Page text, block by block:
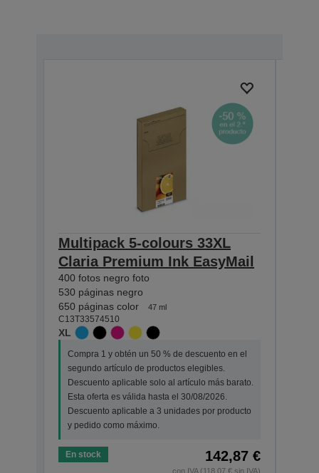
Multipack 5-colours 33XL
Claria Premium Ink EasyMail
400 fotos negro foto
530 páginas negro
650 páginas color
47 ml
C13T33574510
XL
Compra 1 y obtén un 50 % de descuento en el
segundo artículo de productos elegibles.
Descuento aplicable solo al artículo más barato.
Esta oferta es válida hasta el 30/08/2026.
Descuento aplicable a 3 unidades por producto
y pedido como máximo.
En stock 142,87 €
con IVA (118,07 € sin IVA)